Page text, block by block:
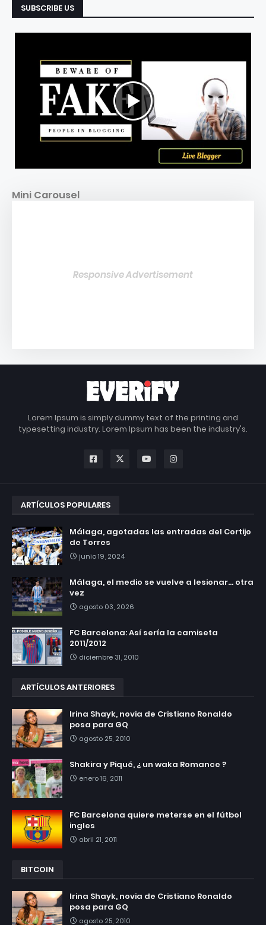
SUBSCRIBE US
Mini Carousel
Responsive Advertisement
Lorem Ipsum is simply dummy text of the printing and
typesetting industry. Lorem Ipsum has been the industry's.
ARTÍCULOS POPULARES
Málaga, agotadas las entradas del Cortijo
de Torres
junio 19, 2024
Málaga, el medio se vuelve a lesionar... otra
vez
agosto 03, 2026
FC Barcelona: Así sería la camiseta
2011/2012
diciembre 31, 2010
ARTÍCULOS ANTERIORES
Irina Shayk, novia de Cristiano Ronaldo
posa para GQ
agosto 25, 2010
Shakira y Piqué, ¿ un waka Romance ?
enero 16, 2011
FC Barcelona quiere meterse en el fútbol
ingles
abril 21, 2011
BITCOIN
Irina Shayk, novia de Cristiano Ronaldo
posa para GQ
agosto 25, 2010